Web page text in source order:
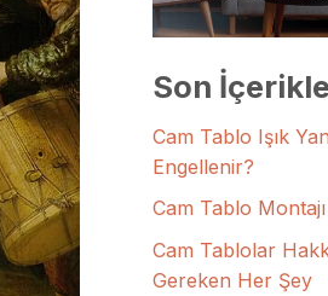
Son
Cam Tablo Işık
Engellenir?
Cam Tablo Montajı
Cam Tablolar
Gereken Her Şey